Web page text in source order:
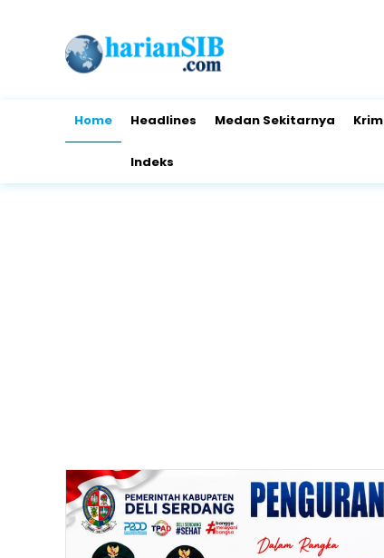
Home Headlines Medan Sekitarnya
Indeks